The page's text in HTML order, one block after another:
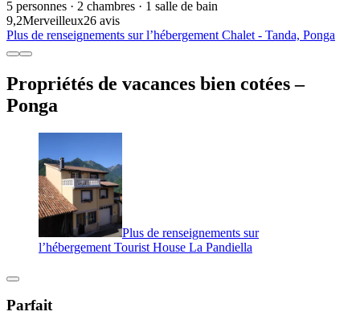
5 personnes · 2 chambres · 1 salle de bain
9,2Merveilleux26 avis
Plus de renseignements sur l’hébergement Chalet - Tanda, Ponga
Propriétés de vacances bien cotées –
Ponga
Plus de renseignements sur
l’hébergement Tourist House La Pandiella
Parfait